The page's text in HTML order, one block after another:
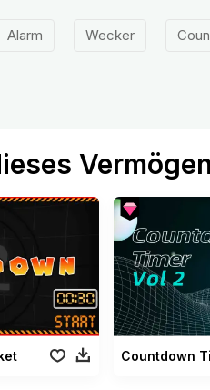
Alarm Wecker
Vermögen
Countdown